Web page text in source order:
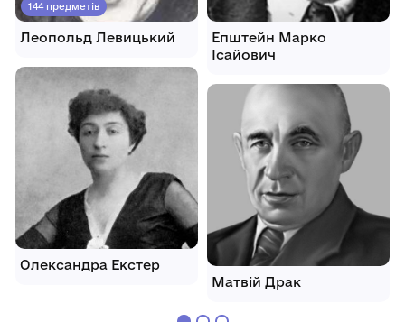
144 предметів
Леопольд Левицький
Олександра Екстер
Епштейн Марко
Ісайович
Матвій Драк